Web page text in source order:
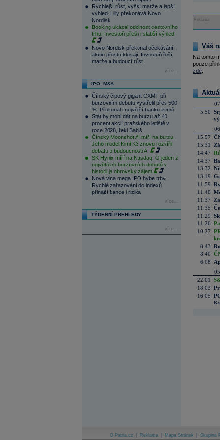
Rychlejší růst, vyšší marže a lepší
výhled. Lilly překonává Novo
Nordisk
Booking ukázal odolnost cestovního
trhu. Investoři přešli i slabší výhled
Novo Nordisk překonal očekávání,
akcie přesto klesají. Investoři řeší
marže a budoucí růst
více...
IPO, M&A
Čínský čipový gigant CXMT při
burzovním debutu vystřelil přes 500
%. Překonal i největší banku země
Stát by mohl dát na burzu až 40
procent akcií pražského letiště v
roce 2028, řekl Babiš
Čínský Moonshot AI míří na burzu.
Jeho model Kimi K3 znovu rozvířil
debatu o budoucnosti AI
SK Hynix míří na Nasdaq. O jeden z
největších burzovních debutů v
historii je obrovský zájem
Nová vlna mega IPO hýbe trhy.
Rychlé zařazování do indexů
přináší šance i rizika
více...
TÝDENNÍ PŘEHLEDY
více...
Reklama
Váš
Na tomto
pouze
zde.
5:50
15:57
15:31
14:47
14:37
13:32
13:19
11:59
11:40
11:37
11:35
11:29
11:26
10:27
8:43
8:40
6:08
22:01
18:03
16:05
O Patria.cz Reklama Mapa Stránek Skupina